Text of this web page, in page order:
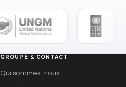
GROUPE & CONTACT
Qui sommes-nous